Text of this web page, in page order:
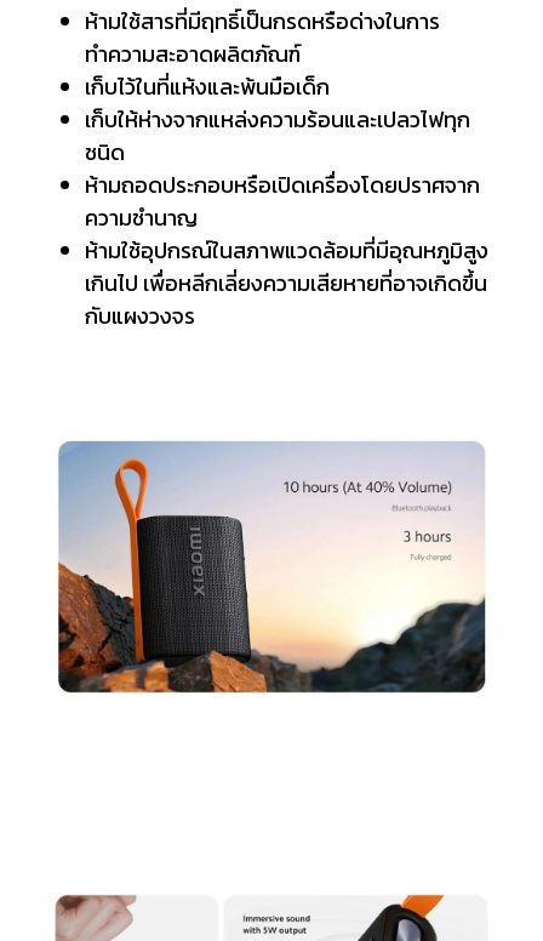
ห้ามใช้สารที่มีฤทธิ์เป็นกรดหรือด่างในการ
ทำความสะอาดผลิตภัณฑ์
เก็บไว้ในที่แห้งและพ้นมือเด็ก
เก็บให้ห่างจากแหล่งความร้อนและเปลวไฟทุก
ชนิด
ห้ามถอดประกอบหรือเปิดเครื่องโดยปราศจาก
ความชำนาญ
ห้ามใช้อุปกรณ์ในสภาพแวดล้อมที่มีอุณหภูมิสูง
เกินไป เพื่อหลีกเลี่ยงความเสียหายที่อาจเกิดขึ้น
กับแผงวงจร